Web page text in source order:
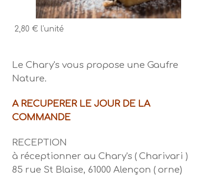
2,80 € l'unité
Le Chary's vous propose une Gaufre
Nature.
A RECUPERER LE JOUR DE LA
COMMANDE
RECEPTION
à réceptionner au Chary's ( Charivari )
85 rue St Blaise, 61000 Alençon ( orne)